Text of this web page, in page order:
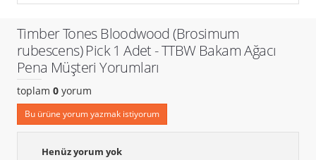
Timber Tones Bloodwood (Brosimum
rubescens) Pick 1 Adet - TTBW Bakam Ağacı
Pena Müşteri Yorumları
toplam 0 yorum
Bu ürüne yorum yazmak istiyorum
Henüz yorum yok